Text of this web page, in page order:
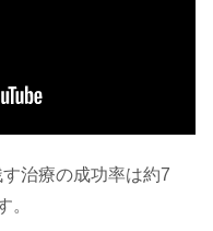
治療の成功率は約7
。